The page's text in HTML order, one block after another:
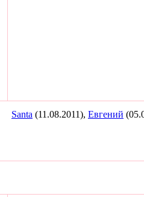
Santa (11.08.2011), Евгений